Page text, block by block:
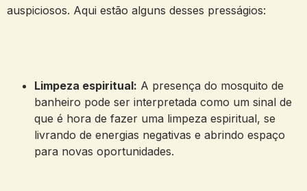
auspiciosos. Aqui estão alguns desses presságios:
Limpeza espiritual: A presença do mosquito de
banheiro pode ser interpretada como um sinal de
que é hora de fazer uma limpeza espiritual, se
livrando de energias negativas e abrindo espaço
para novas oportunidades.